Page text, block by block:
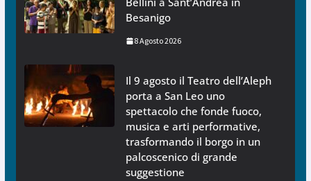
Besanigo
8 Agosto 2026
Il 9 agosto il Teatro dell’Aleph
porta a San Leo uno
spettacolo che fonde fuoco,
musica e arti performative,
trasformando il borgo in un
palcoscenico di grande
suggestione